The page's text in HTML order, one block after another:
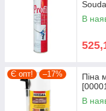
В
Є опт! –17%
Піна
В